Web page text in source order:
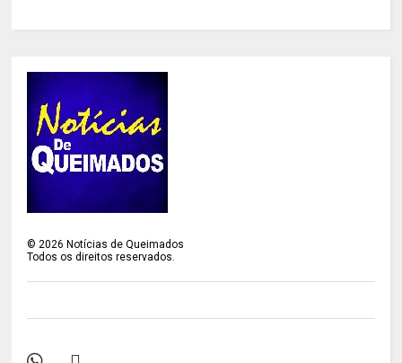
© 2026 Notícias de Queimados
Todos os direitos reservados.